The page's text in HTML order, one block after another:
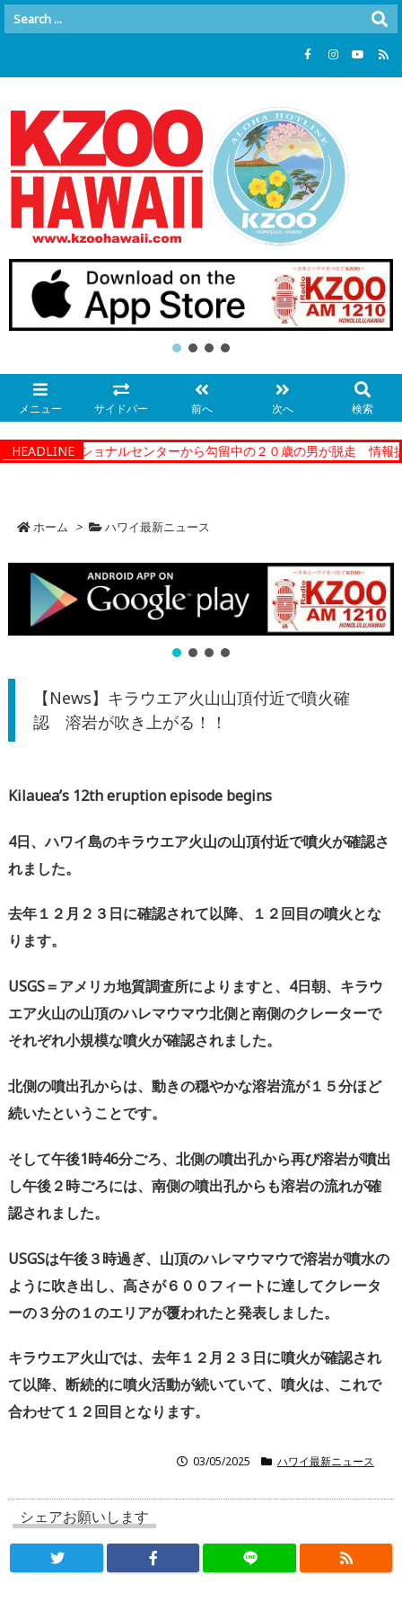
メニュー サイドバー 前へ 次へ 検索
HEADLINE
ーコレクショナルセンターから勾留中の２０歳の男が脱走 情報提
ホーム > ハワイ最新ニュース
【News】キラウエア火山山頂付近で噴火確
認 溶岩が吹き上がる！！
Kilauea’s 12th eruption episode begins
4日、ハワイ島のキラウエア火山の山頂付近で噴火が確認さ
れました。
去年１２月２３日に確認されて以降、１２回目の噴火とな
ります。
USGS＝アメリカ地質調査所によりますと、 4日朝、キラウ
エア火山の山頂のハレマウマウ北側と南側のクレーターで
それぞれ小規模な噴火が確認されました。
北側の噴出孔からは、動きの穏やかな溶岩流が１５分ほど
続いたということです。
そして午後1時46分ごろ、北側の噴出孔から再び溶岩が噴出
し午後２時ごろには、南側の噴出孔からも溶岩の流れが確
認されました。
USGSは午後３時過ぎ、山頂のハレマウマウで溶岩が噴水の
ように吹き出し、高さが６００フィートに達してクレータ
ーの３分の１のエリアが覆われたと発表しました。
キラウエア火山では、去年１２月２３日に噴火が確認され
て以降、断続的に噴火活動が続いていて、噴火は、これで
合わせて１２回目となります。
03/05/2025 ハワイ最新ニュース
シェアお願いします